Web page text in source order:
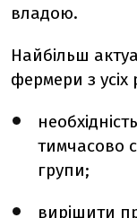
владою.
Найбільш
фермери з усіх
тимчасово
групи;
вирішити